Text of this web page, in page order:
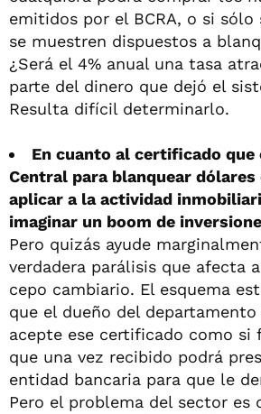
emitidos por el BCRA, o si sólo
se muestren dispuestos a
¿Será el 4% anual una tasa
parte del dinero que dejó el
Resulta difícil determinarlo.
En cuanto al certificado que
Central para blanquear dólares
aplicar a la actividad
imaginar un boom de
Pero quizás ayude
verdadera parálisis que afecta
cepo cambiario. El esquema
que el dueño del
acepte ese certificado como si
que una vez recibido podrá
entidad bancaria para que le
Pero el problema del sector es